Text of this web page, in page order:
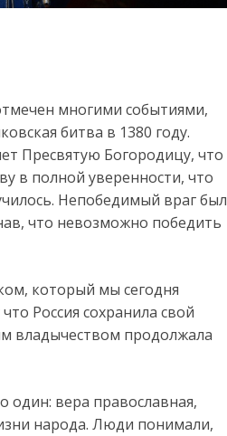
многими событиями,
битва в 1380 году.
Пресвятую Богородицу, что
в полной уверенности, что
Непобедимый враг был
что невозможно победить
который мы сегодня
Россия сохранила свой
владычеством продолжала
один: вера православная,
народа. Люди понимали,